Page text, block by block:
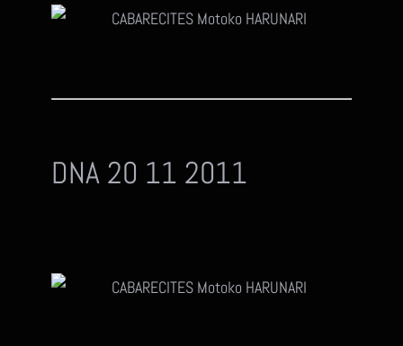
DNA 20 11 2011